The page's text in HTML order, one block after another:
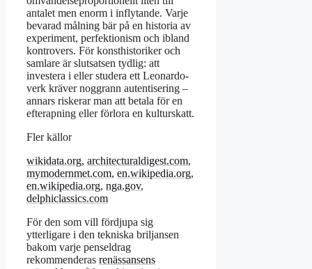
antalet men enorm i inflytande. Varje
bevarad målning bär på en historia av
experiment, perfektionism och ibland
kontrovers. För konsthistoriker och
samlare är slutsatsen tydlig: att
investera i eller studera ett Leonardo-
verk kräver noggrann autentisering –
annars riskerar man att betala för en
efterapning eller förlora en kulturskatt.
Fler källor
wikidata.org, architecturaldigest.com,
mymodernmet.com, en.wikipedia.org,
en.wikipedia.org, nga.gov,
delphiclassics.com
För den som vill fördjupa sig
ytterligare i den tekniska briljansen
bakom varje penseldrag
rekommenderas renässansens